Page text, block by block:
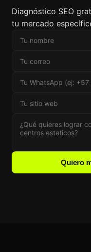
Diagnóstico SEO
tu mercado
Quiero